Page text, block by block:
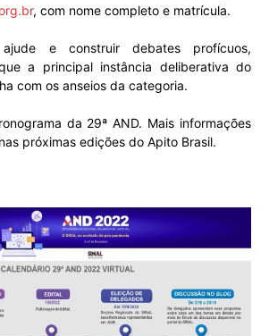
, com nome completo e matrícula.
e construir debates profícuos,
a principal instância deliberativa do
com os anseios da categoria.
da 29ª AND. Mais informações
próximas edições do Apito Brasil.